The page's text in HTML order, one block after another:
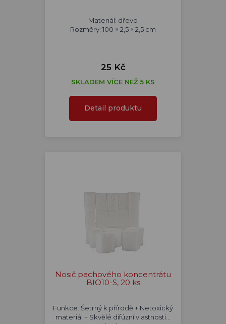
Materiál: dřevo
Rozměry: 100 × 2,5 × 2,5 cm
25 Kč
SKLADEM VÍCE NEŽ 5 KS
Detail produktu
Nosič pachového koncentrátu
BIO10-S, 20 ks
Funkce: Šetrný k přírodě + Netoxický
materiál + Skvělé difúzní vlastnosti...